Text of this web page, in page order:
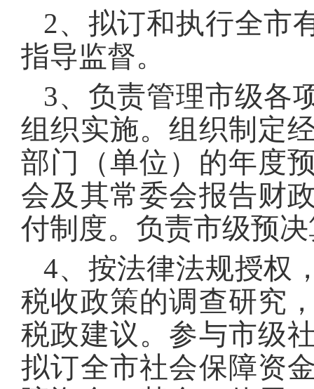
2、拟订和执行全市
指导监督。
3、负责管理市级各
组织实施。组织制定
部门（单位）的年度
会及其常委会报告财
付制度。负责市级预
4、按法律法规授权
税收政策的调查研究
税政建议。参与市级
拟订全市社会保障资